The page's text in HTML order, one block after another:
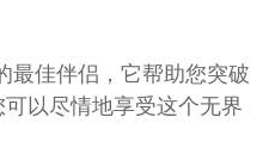
最佳伴侣，它帮助您突破
以尽情地享受这个无界